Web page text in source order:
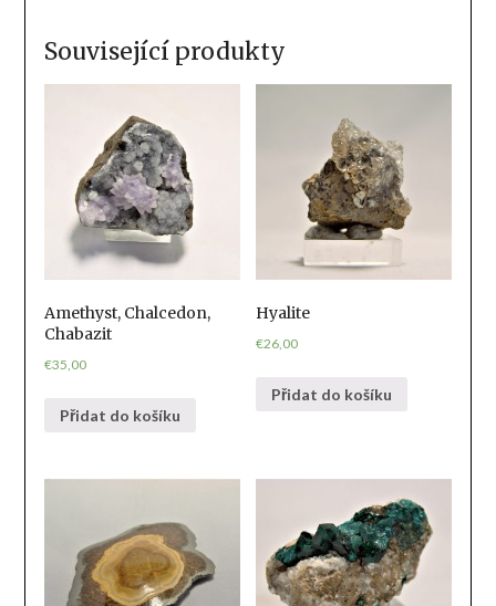
Související produkty
Amethyst, Chalcedon,
Chabazit
€35,00
Přidat do košíku
Hyalite
€26,00
Přidat do košíku